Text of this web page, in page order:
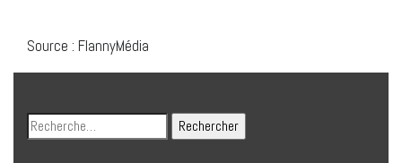
Source : FlannyMédia